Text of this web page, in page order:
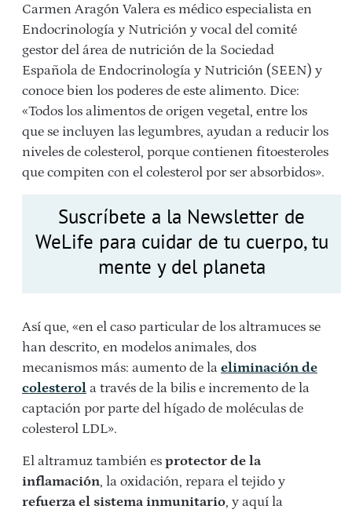
Carmen Aragón Valera es médico especialista en
Endocrinología y Nutrición y vocal del comité
gestor del área de nutrición de la Sociedad
Española de Endocrinología y Nutrición (SEEN) y
conoce bien los poderes de este alimento. Dice:
«Todos los alimentos de origen vegetal, entre los
que se incluyen las legumbres, ayudan a reducir los
niveles de colesterol, porque contienen fitoesteroles
que compiten con el colesterol por ser absorbidos».
Suscríbete a la Newsletter de
WeLife para cuidar de tu cuerpo, tu
mente y del planeta
Así que, «en el caso particular de los altramuces se
han descrito, en modelos animales, dos
mecanismos más: aumento de la eliminación de
colesterol a través de la bilis e incremento de la
captación por parte del hígado de moléculas de
colesterol LDL».
El altramuz también es protector de la
inflamación, la oxidación, repara el tejido y
refuerza el sistema inmunitario, y aquí la